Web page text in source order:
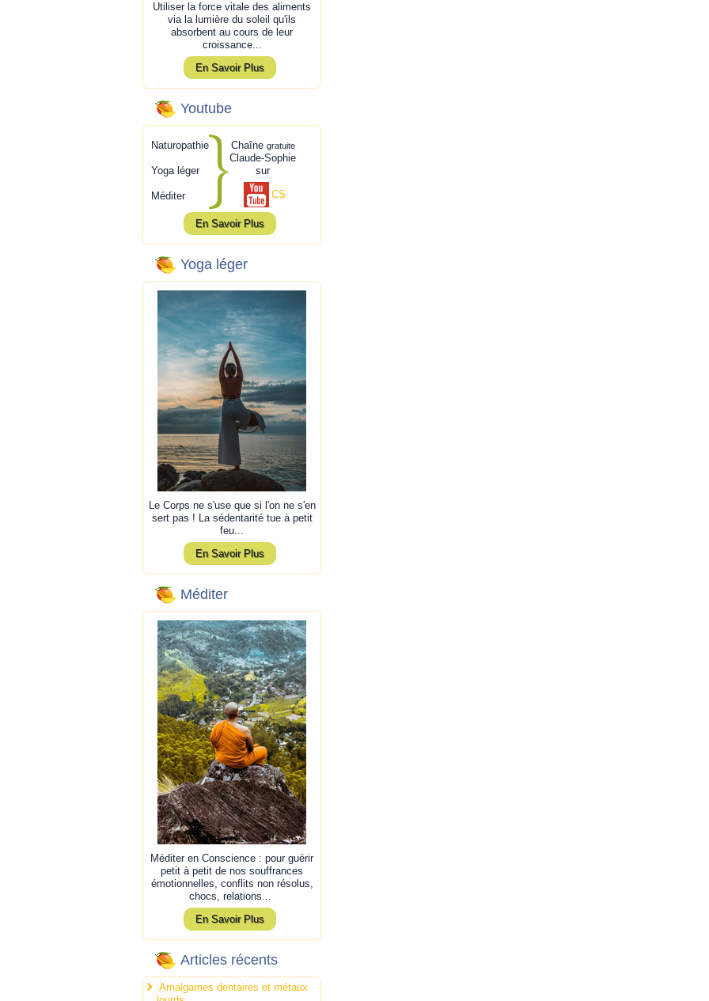
Utiliser la force vitale des aliments
via la lumière du soleil qu'ils
absorbent au cours de leur
croissance...
En Savoir Plus
Youtube
Naturopathie
Yoga léger
Méditer
Chaîne gratuite
Claude-Sophie
sur
CS
En Savoir Plus
Yoga léger
Le Corps ne s'use que si l'on ne s'en
sert pas ! La sédentarité tue à petit
feu...
En Savoir Plus
Méditer
Méditer en Conscience : pour guérir
petit à petit de nos souffrances
émotionnelles, conflits non résolus,
chocs, relations...
En Savoir Plus
Articles récents
Amalgames dentaires et métaux